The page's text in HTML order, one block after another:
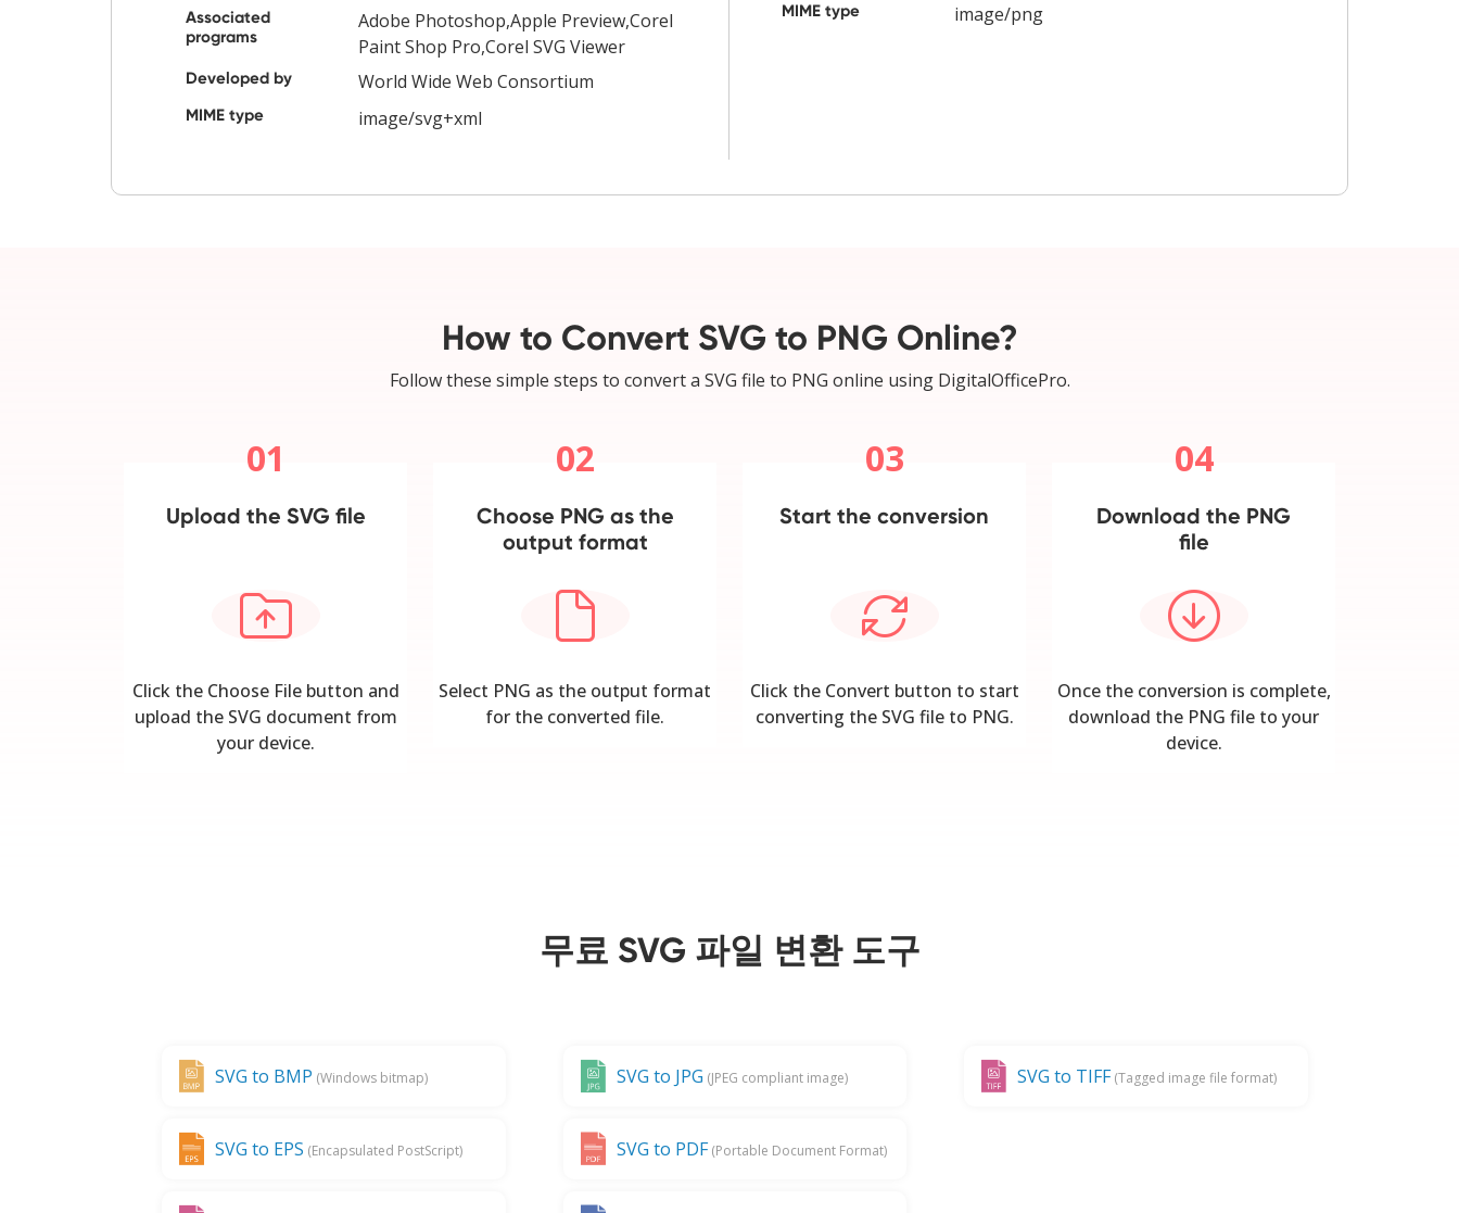
Associated
programs
Adobe Photoshop,Apple Preview,Corel
Paint Shop Pro,Corel SVG Viewer
Developed by World Wide Web Consortium
MIME type image/svg+xml
MIME type image/png
How to Convert SVG to PNG Online?
Follow these simple steps to convert a SVG file to PNG online using DigitalOfficePro.
01
Upload the SVG file
Click the Choose File button and
upload the SVG document from
your device.
02
Choose PNG as the
output format
Select PNG as the output format
for the converted file.
03
Start the conversion
Click the Convert button to start
converting the SVG file to PNG.
04
Download the PNG
file
Once the conversion is complete,
download the PNG file to your
device.
무료 SVG 파일 변환 도구
SVG to BMP (Windows bitmap)
SVG to EPS (Encapsulated PostScript)
SVG to JPG (JPEG compliant image)
SVG to PDF(Portable Document Format)
SVG to TIFF(Tagged image file format)